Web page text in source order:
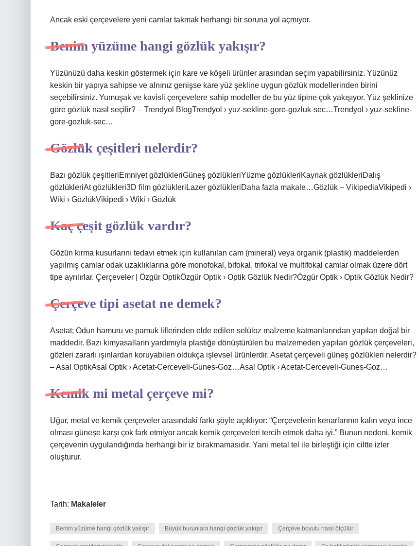
Ancak eski çerçevelere yeni camlar takmak herhangi bir soruna yol açmıyor.
Benim yüzüme hangi gözlük yakışır?
Yüzünüzü daha keskin göstermek için kare ve köşeli ürünler arasından seçim yapabilirsiniz. Yüzünüz
keskin bir yapıya sahipse ve alnınız genişse kare yüz şekline uygun gözlük modellerinden birini
seçebilirsiniz. Yumuşak ve kavisli çerçevelere sahip modeller de bu yüz tipine çok yakışıyor. Yüz şeklinize
göre gözlük nasıl seçilir? – Trendyol BlogTrendyol › yuz-sekline-gore-gozluk-sec…Trendyol › yuz-sekline-
gore-gozluk-sec…
Gözlük çeşitleri nelerdir?
Bazı gözlük çeşitleriEmniyet gözlükleriGüneş gözlükleriYüzme gözlükleriKaynak gözlükleriDalış
gözlükleriAt gözlükleri3D film gözlükleriLazer gözlükleriDaha fazla makale…Gözlük – VikipediaVikipedi ›
Wiki › GözlükVikipedi › Wiki › Gözlük
Kaç çeşit gözlük vardır?
Gözün kırma kusurlarını tedavi etmek için kullanılan cam (mineral) veya organik (plastik) maddelerden
yapılmış camlar odak uzaklıklarına göre monofokal, bifokal, trifokal ve multifokal camlar olmak üzere dört
tipe ayrılırlar. Çerçeveler | Özgür OptikÖzgür Optik › Optik Gözlük Nedir?Özgür Optik › Optik Gözlük Nedir?
Çerçeve tipi asetat ne demek?
Asetat; Odun hamuru ve pamuk liflerinden elde edilen selüloz malzeme katmanlarından yapılan doğal bir
maddedir. Bazı kimyasalların yardımıyla plastiğe dönüştürülen bu malzemeden yapılan gözlük çerçeveleri,
gözleri zararlı ışınlardan koruyabilen oldukça işlevsel ürünlerdir. Asetat çerçeveli güneş gözlükleri nelerdir?
– Asal OptikAsal Optik › Acetat-Cerceveli-Gunes-Goz…Asal Optik › Acetat-Cerceveli-Gunes-Goz…
Kemik mi metal çerçeve mi?
Uğur, metal ve kemik çerçeveler arasındaki farkı şöyle açıklıyor: “Çerçevelerin kenarlarının kalın veya ince
olması güneşe karşı çok fark etmiyor ancak kemik çerçeveleri tercih etmek daha iyi.” Bunun nedeni, kemik
çerçevenin uygulandığında herhangi bir iz bırakmamasıdır. Yani metal tel ile birleştiği için ciltte izler
oluşturur.
Tarih: Makaleler
Benim yüzüme hangi gözlük yakışır Büyük burunlara hangi gözlük yakışır Çerçeve boyutu nasıl ölçülür